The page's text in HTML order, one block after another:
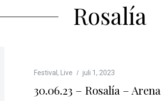
Rosalía
Festival , Live juli 1, 2023
30.06.23 – Rosalía –